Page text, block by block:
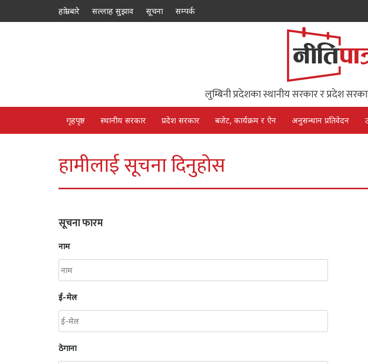
हाम्रो बारे सल्लाह सुझाव सूचना सम्पर्क
लुम्बिनी प्रदेशका स्थानीय सरकार र प्रदेश
गृहपृष्ठ स्थानीय सरकार प्रदेश सरकार बजेट, कार्यक्रम र ऐन अनुसन्धान प्रतिवेदन
हामीलाई सूचना दिनुहोस
सूचना फारम
नाम
ई-मेल
ठेगाना